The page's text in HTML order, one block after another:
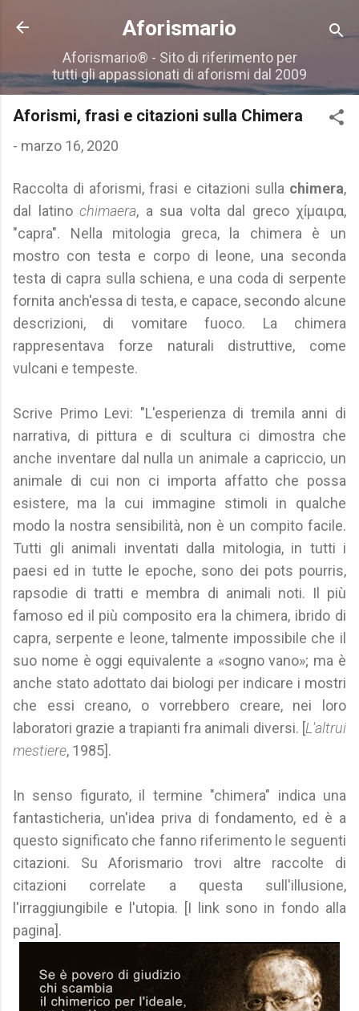
Passa ai contenuti principali
Aforismario
Aforismario® - Sito di riferimento per
tutti gli appassionati di aforismi dal 2009
Aforismi, frasi e citazioni sulla Chimera
- marzo 16, 2020
Raccolta di aforismi, frasi e citazioni sulla chimera,
dal latino chimaera, a sua volta dal greco χίμαιρα,
"capra". Nella mitologia greca, la chimera è un
mostro con testa e corpo di leone, una seconda
testa di capra sulla schiena, e una coda di serpente
fornita anch'essa di testa, e capace, secondo alcune
descrizioni, di vomitare fuoco. La chimera
rappresentava forze naturali distruttive, come
vulcani e tempeste.
Scrive Primo Levi: "L'esperienza di tremila anni di
narrativa, di pittura e di scultura ci dimostra che
anche inventare dal nulla un animale a capriccio, un
animale di cui non ci importa affatto che possa
esistere, ma la cui immagine stimoli in qualche
modo la nostra sensibilità, non è un compito facile.
Tutti gli animali inventati dalla mitologia, in tutti i
paesi ed in tutte le epoche, sono dei pots pourris,
rapsodie di tratti e membra di animali noti. Il più
famoso ed il più composito era la chimera, ibrido di
capra, serpente e leone, talmente impossibile che il
suo nome è oggi equivalente a «sogno vano»; ma è
anche stato adottato dai biologi per indicare i mostri
che essi creano, o vorrebbero creare, nei loro
laboratori grazie a trapianti fra animali diversi. [L'altrui
mestiere, 1985].
In senso figurato, il termine "chimera" indica una
fantasticheria, un'idea priva di fondamento, ed è a
questo significato che fanno riferimento le seguenti
citazioni. Su Aforismario trovi altre raccolte di
citazioni correlate a questa sull'illusione,
l'irraggiungibile e l'utopia. [I link sono in fondo alla
pagina].